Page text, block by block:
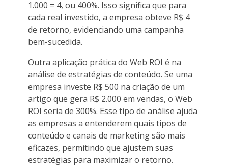
1.000 = 4, ou 400%. Isso significa que para
cada real investido, a empresa obteve R$ 4
de retorno, evidenciando uma campanha
bem-sucedida.
Outra aplicação prática do Web ROI é na
análise de estratégias de conteúdo. Se uma
empresa investe R$ 500 na criação de um
artigo que gera R$ 2.000 em vendas, o Web
ROI seria de 300%. Esse tipo de análise ajuda
as empresas a entenderem quais tipos de
conteúdo e canais de marketing são mais
eficazes, permitindo que ajustem suas
estratégias para maximizar o retorno.